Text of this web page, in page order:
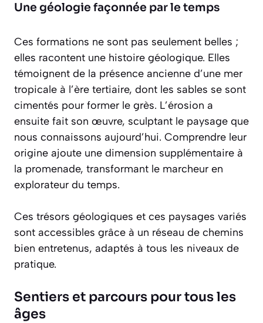
Une géologie façonnée par le temps
Ces formations ne sont pas seulement belles ;
elles racontent une histoire géologique. Elles
témoignent de la présence ancienne d’une mer
tropicale à l’ère tertiaire, dont les sables se sont
cimentés pour former le grès. L’érosion a
ensuite fait son œuvre, sculptant le paysage que
nous connaissons aujourd’hui. Comprendre leur
origine ajoute une dimension supplémentaire à
la promenade, transformant le marcheur en
explorateur du temps.
Ces trésors géologiques et ces paysages variés
sont accessibles grâce à un réseau de chemins
bien entretenus, adaptés à tous les niveaux de
pratique.
Sentiers et parcours pour tous les
âges